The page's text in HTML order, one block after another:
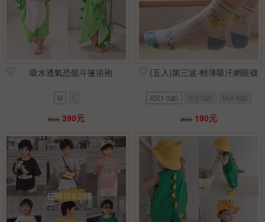
吸水透氣恐龍斗篷浴袍
M
590元 390元
(五入)第三波-輕薄吸汗網眼襪
XS(1-3歲) S(3-5歲) M(6-8歲)
250元 190元